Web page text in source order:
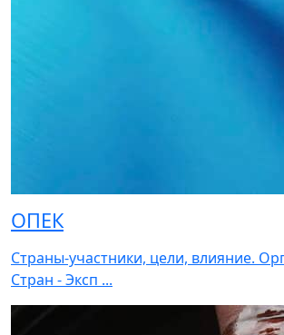
ОПЕК
Страны-участники, цели, влияние.
Стран - Эксп ...